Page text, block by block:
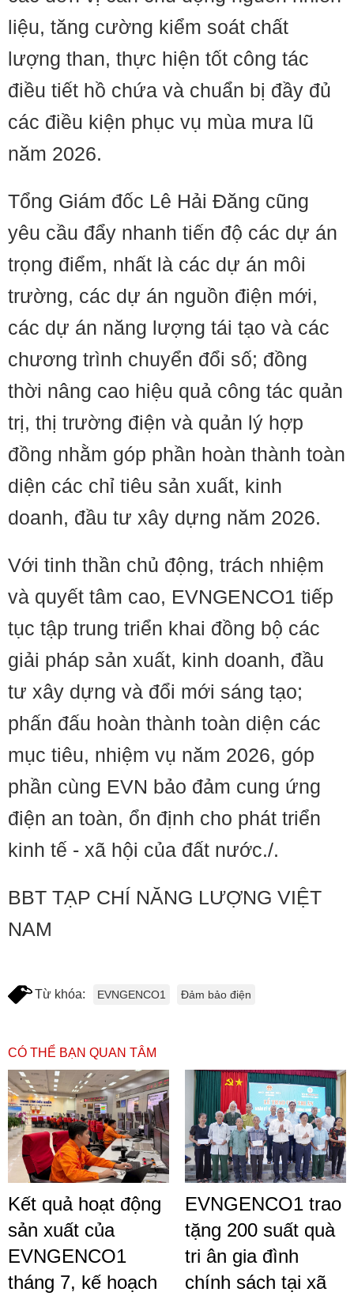
liệu, tăng cường kiểm soát chất
lượng than, thực hiện tốt công tác
điều tiết hồ chứa và chuẩn bị đầy đủ
các điều kiện phục vụ mùa mưa lũ
năm 2026.
Tổng Giám đốc Lê Hải Đăng cũng
yêu cầu đẩy nhanh tiến độ các dự án
trọng điểm, nhất là các dự án môi
trường, các dự án nguồn điện mới,
các dự án năng lượng tái tạo và các
chương trình chuyển đổi số; đồng
thời nâng cao hiệu quả công tác quản
trị, thị trường điện và quản lý hợp
đồng nhằm góp phần hoàn thành toàn
diện các chỉ tiêu sản xuất, kinh
doanh, đầu tư xây dựng năm 2026.
Với tinh thần chủ động, trách nhiệm
và quyết tâm cao, EVNGENCO1 tiếp
tục tập trung triển khai đồng bộ các
giải pháp sản xuất, kinh doanh, đầu
tư xây dựng và đổi mới sáng tạo;
phấn đấu hoàn thành toàn diện các
mục tiêu, nhiệm vụ năm 2026, góp
phần cùng EVN bảo đảm cung ứng
điện an toàn, ổn định cho phát triển
kinh tế - xã hội của đất nước./.
BBT TẠP CHÍ NĂNG LƯỢNG VIỆT
NAM
Từ khóa: EVNGENCO1 Đảm bảo điện
CÓ THỂ BẠN QUAN TÂM
Kết quả hoạt động
sản xuất của
EVNGENCO1
tháng 7, kế hoạch
EVNGENCO1 trao
tặng 200 suất quà
tri ân gia đình
chính sách tại xã